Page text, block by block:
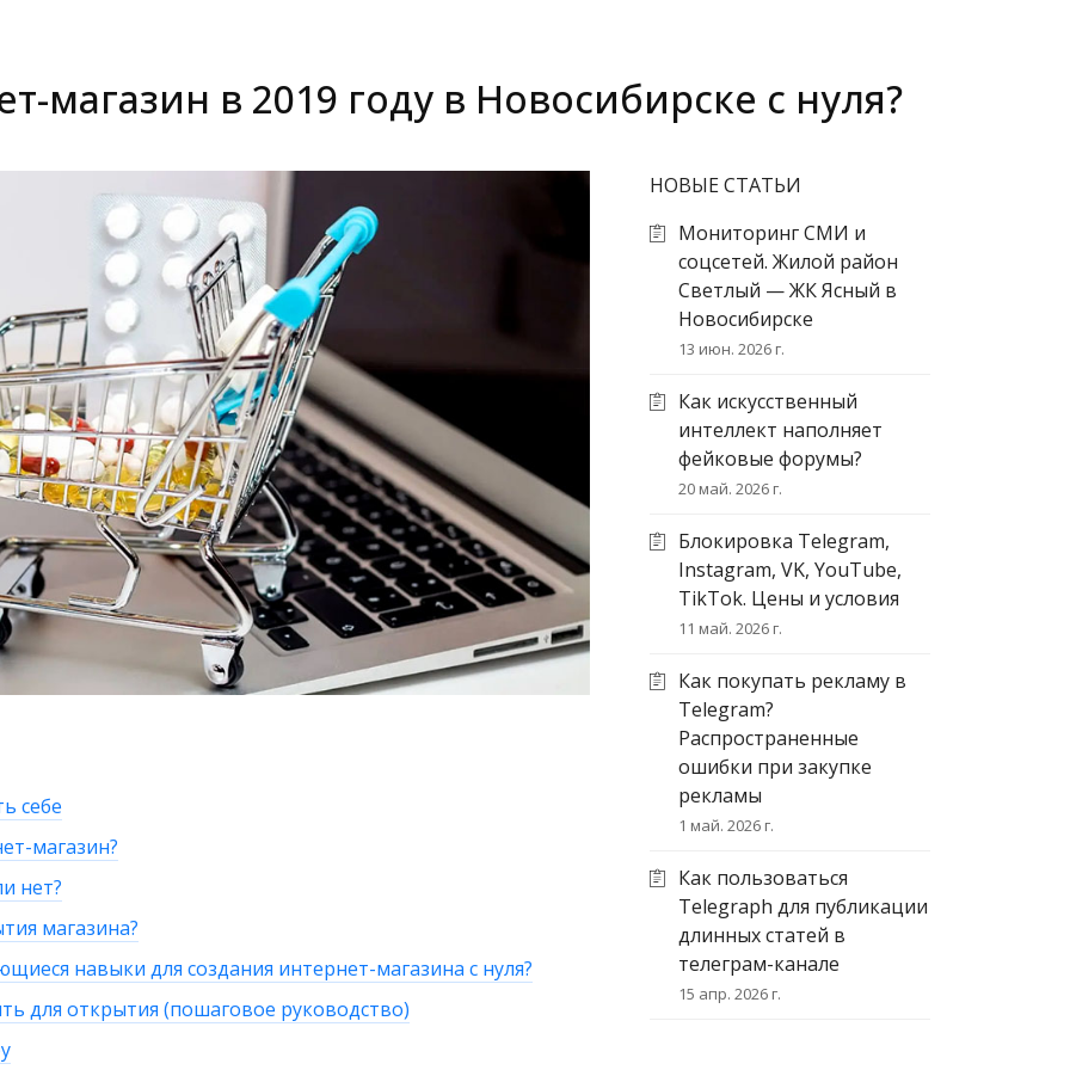
магазин в 2019 году в Новосибирске с нуля?
себе
магазин?
нет?
магазина?
навыки для создания интернет-магазина с нуля?
для открытия (пошаговое руководство)
НОВЫЕ СТАТЬИ
Мониторинг СМИ и
соцсетей. Жилой район
Светлый — ЖК Ясный в
Новосибирске
13 июн. 2026 г.
Как искусственный
интеллект наполняет
фейковые форумы?
20 май. 2026 г.
Блокировка Telegram,
Instagram, VK, YouTube,
TikTok. Цены и условия
11 май. 2026 г.
Как покупать рекламу в
Telegram?
Распространенные
ошибки при закупке
рекламы
1 май. 2026 г.
Как пользоваться
Telegraph для публикации
длинных статей в
телеграм-канале
15 апр. 2026 г.